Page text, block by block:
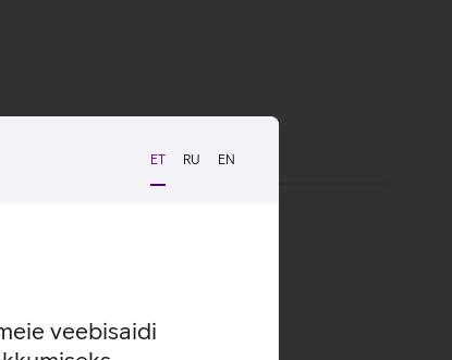
ET RU EN
veebisaidi